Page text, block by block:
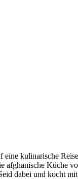
kulinarische
Küche
dabei und kocht